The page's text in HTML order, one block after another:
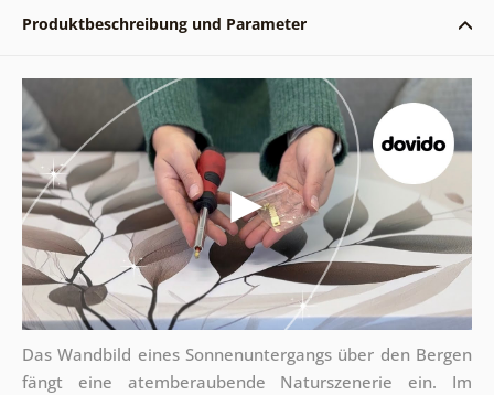
Produktbeschreibung und Parameter
Das Wandbild eines Sonnenuntergangs über den Bergen
fängt eine atemberaubende Naturszenerie ein. Im